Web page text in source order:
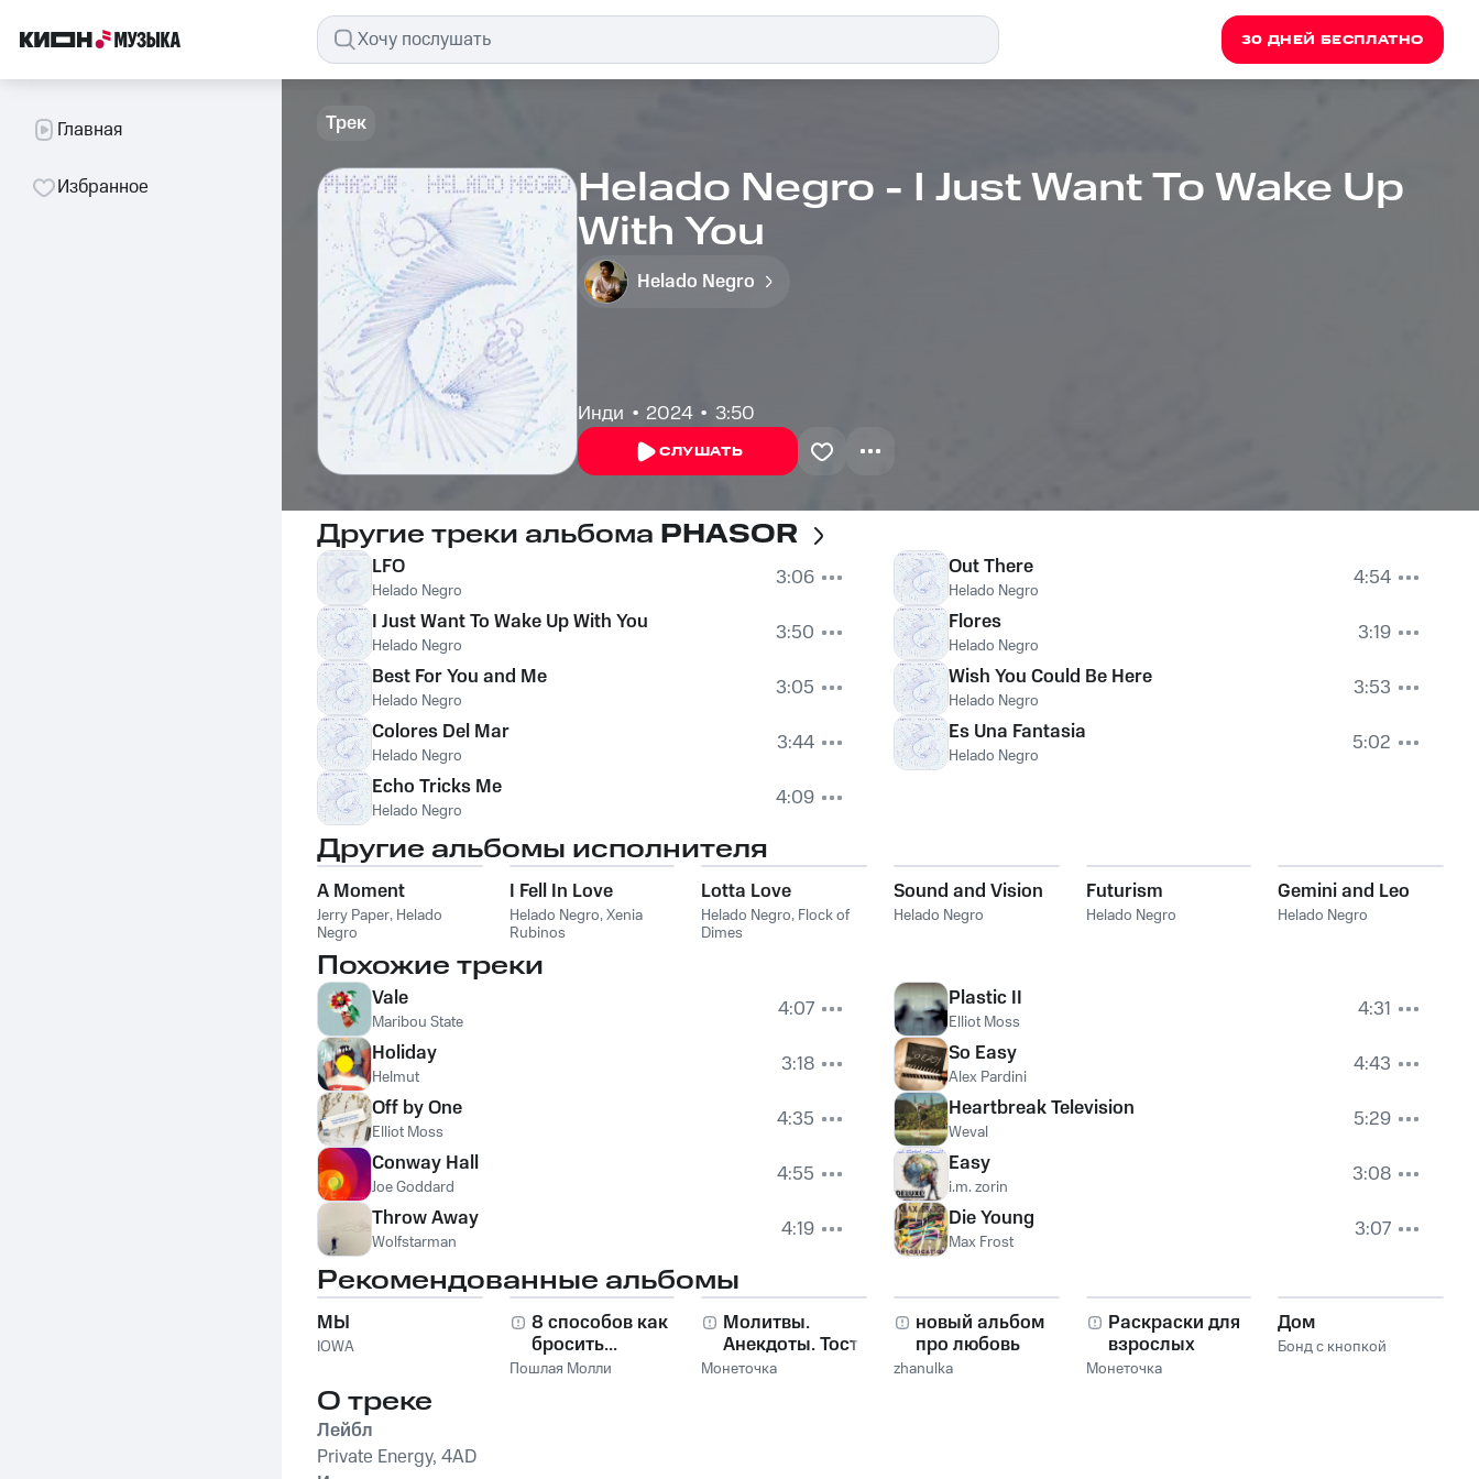
30 ДНЕЙ БЕСПЛАТНО
Главная
Избранное
Трек
Helado Negro - I Just Want To Wake Up
With You
Helado Negro
Инди 2024 3:50
СЛУШАТЬ
Другие треки альбома PHASOR
LFO
Helado Negro
3:06
I Just Want To Wake Up With You
Helado Negro
3:50
Best For You and Me
Helado Negro
3:05
Colores Del Mar
Helado Negro
3:44
Echo Tricks Me
Helado Negro 4:09
Out There
Helado Negro
4:54
Flores
Helado Negro
3:19
Wish You Could Be Here
Helado Negro
3:53
Es Una Fantasia
Helado Negro 5:02
Другие альбомы исполнителя
A Moment
Jerry Paper, Helado
Negro
I Fell In Love
Helado Negro,Xenia
Rubinos
Lotta Love
Helado Negro, Flock of
Dimes
Sound and Vision
Helado Negro
Futurism
Helado Negro
Gemini and Leo
Helado Negro
Похожие треки
Vale
Maribou State
4:07
Holiday
Helmut
3:18
Off by One
Elliot Moss
4:35
Conway Hall
Joe Goddard
4:55
Throw Away
Wolfstarman 4:19
Plastic II
Elliot Moss
4:31
So Easy
Alex Pardini
4:43
Heartbreak Television
Weval
5:29
Easy
i.m. zorin
3:08
Die Young
Max Frost 3:07
Рекомендованные альбомы
МЫ
IOWA
8 способов как
бросить...
Пошлая Молли
Молитвы.
Анекдоты. Тосты.
Монеточка
новый альбом
про любовь
zhanulka
Раскраски для
взрослых
Монеточка
Дом
Бонд с кнопкой
О треке
Лейбл
Private Energy, 4AD